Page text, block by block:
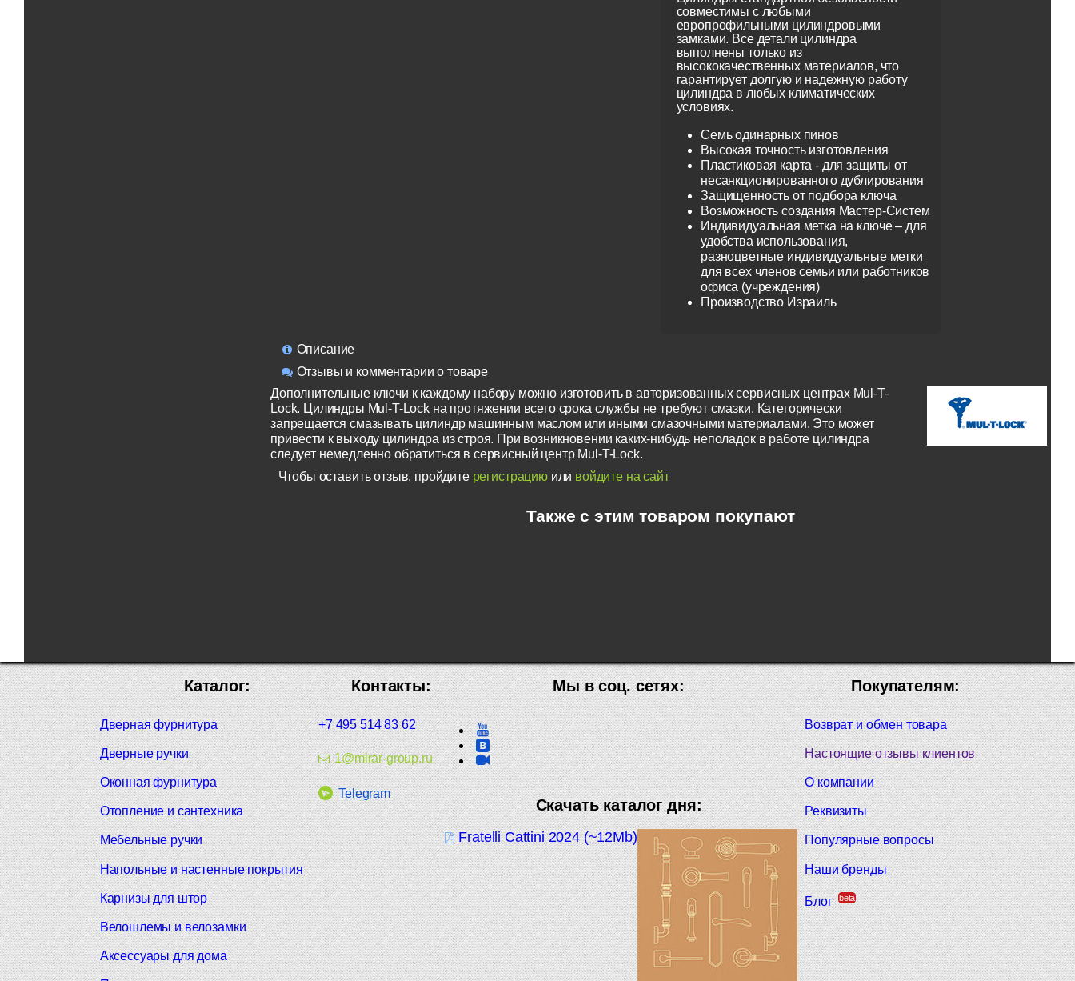
совместимы с любыми
европрофильными цилиндровыми
замками. Все детали цилиндра
выполнены только из
высококачественных материалов, что
гарантирует долгую и надежную работу
цилиндра в любых климатических
условиях.
Семь одинарных пинов
Высокая точность изготовления
Пластиковая карта - для защиты от
несанкционированного дублирования
Защищенность от подбора ключа
Возможность создания Мастер-Систем
Индивидуальная метка на ключе – для
удобства использования,
разноцветные индивидуальные метки
для всех членов семьи или работников
офиса (учреждения)
Производство Израиль
Описание
Отзывы и комментарии о товаре
Дополнительные ключи к каждому набору можно изготовить в авторизованных сервисных центрах Mul-T-
Lock. Цилиндры Mul-T-Lock на протяжении всего срока службы не требуют смазки. Категорически
запрещается смазывать цилиндр машинным маслом или иными смазочными материалами. Это может
привести к выходу цилиндра из строя. При возникновении каких-нибудь неполадок в работе цилиндра
следует немедленно обратиться в сервисный центр Mul-T-Lock.
Чтобы оставить отзыв, пройдите регистрациюили войдите на сайт
Также с этим товаром покупают
Покупателям:
Возврат и обмен товара
Настоящие отзывы клиентов
О компании
Реквизиты
Популярные вопросы
Наши бренды
Блог beta
Мы в соц. сетях:
Скачать каталог дня:
Fratelli Cattini 2024 (~12Mb)
Контакты:
+7 495 514 83 62
1@mirar-group.ru
Telegram
Каталог:
Дверная фурнитура
Дверные ручки
Оконная фурнитура
Отопление и сантехника
Мебельные ручки
Напольные и настенные покрытия
Карнизы для штор
Велошлемы и велозамки
Аксессуары для дома